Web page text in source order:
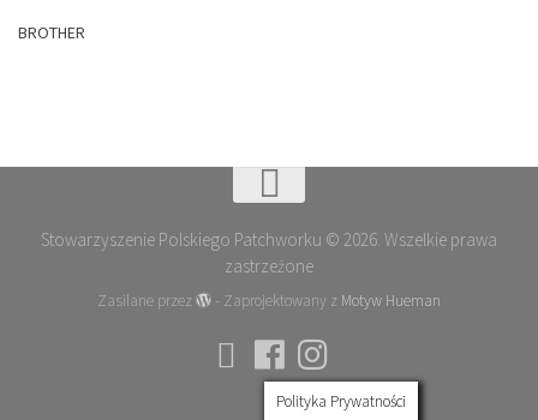
BROTHER
Stowarzyszenie Polskiego Patchworku © 2026. Wszelkie prawa
zastrzeżone
Zasilane przez - Zaprojektowany z Motyw Hueman
Polityka Prywatności